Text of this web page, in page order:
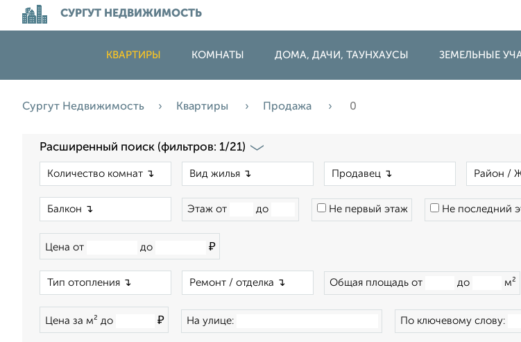
СУРГУТ НЕДВИЖИМОСТЬ
КВАРТИРЫ КОМНАТЫ ДОМА, ДАЧИ, ТАУНХАУСЫ ЗЕМЕЛЬНЫЕ
Сургут Недвижимость Квартиры Продажа 0
Расширенный поиск (фильтров: 1/21)
Этаж от до Не первый этаж Не последний
Цена от до ₽
Общая площадь от до м²
Цена за м² до ₽ На улице: По ключевому слову: